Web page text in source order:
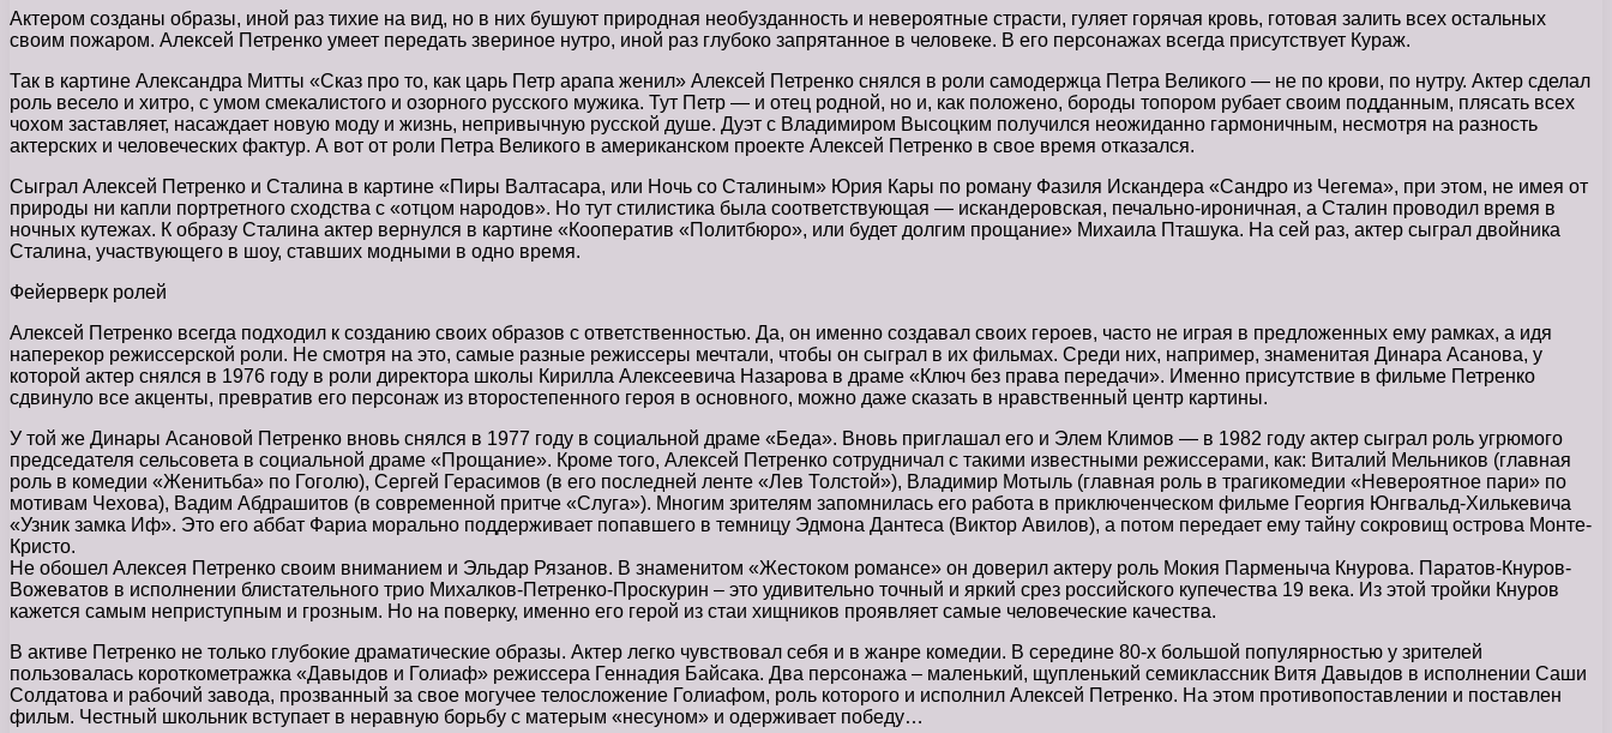
Актером созданы образы, иной раз тихие на вид, но в них бушуют природная необузданность и невероятные страсти, гуляет горячая кровь, готовая залить всех остальных
своим пожаром. Алексей Петренко умеет передать звериное нутро, иной раз глубоко запрятанное в человеке. В его персонажах всегда присутствует Кураж.
Так в картине Александра Митты «Сказ про то, как царь Петр арапа женил» Алексей Петренко снялся в роли самодержца Петра Великого — не по крови, по нутру. Актер сделал
роль весело и хитро, с умом смекалистого и озорного русского мужика. Тут Петр — и отец родной, но и, как положено, бороды топором рубает своим подданным, плясать всех
чохом заставляет, насаждает новую моду и жизнь, непривычную русской душе. Дуэт с Владимиром Высоцким получился неожиданно гармоничным, несмотря на разность
актерских и человеческих фактур. А вот от роли Петра Великого в американском проекте Алексей Петренко в свое время отказался.
Сыграл Алексей Петренко и Сталина в картине «Пиры Валтасара, или Ночь со Сталиным» Юрия Кары по роману Фазиля Искандера «Сандро из Чегема», при этом, не имея от
природы ни капли портретного сходства с «отцом народов». Но тут стилистика была соответствующая — искандеровская, печально-ироничная, а Сталин проводил время в
ночных кутежах. К образу Сталина актер вернулся в картине «Кооператив «Политбюро», или будет долгим прощание» Михаила Пташука. На сей раз, актер сыграл двойника
Сталина, участвующего в шоу, ставших модными в одно время.
Фейерверк ролей
Алексей Петренко всегда подходил к созданию своих образов с ответственностью. Да, он именно создавал своих героев, часто не играя в предложенных ему рамках, а идя
наперекор режиссерской роли. Не смотря на это, самые разные режиссеры мечтали, чтобы он сыграл в их фильмах. Среди них, например, знаменитая Динара Асанова, у
которой актер снялся в 1976 году в роли директора школы Кирилла Алексеевича Назарова в драме «Ключ без права передачи». Именно присутствие в фильме Петренко
сдвинуло все акценты, превратив его персонаж из второстепенного героя в основного, можно даже сказать в нравственный центр картины.
У той же Динары Асановой Петренко вновь снялся в 1977 году в социальной драме «Беда». Вновь приглашал его и Элем Климов — в 1982 году актер сыграл роль угрюмого
председателя сельсовета в социальной драме «Прощание». Кроме того, Алексей Петренко сотрудничал с такими известными режиссерами, как: Виталий Мельников (главная
роль в комедии «Женитьба» по Гоголю), Сергей Герасимов (в его последней ленте «Лев Толстой»), Владимир Мотыль (главная роль в трагикомедии «Невероятное пари» по
мотивам Чехова), Вадим Абдрашитов (в современной притче «Слуга»). Многим зрителям запомнилась его работа в приключенческом фильме Георгия Юнгвальд-Хилькевича
«Узник замка Иф». Это его аббат Фариа морально поддерживает попавшего в темницу Эдмона Дантеса (Виктор Авилов), а потом передает ему тайну сокровищ острова Монте-
Кристо.
Не обошел Алексея Петренко своим вниманием и Эльдар Рязанов. В знаменитом «Жестоком романсе» он доверил актеру роль Мокия Парменыча Кнурова. Паратов-Кнуров-
Вожеватов в исполнении блистательного трио Михалков-Петренко-Проскурин – это удивительно точный и яркий срез российского купечества 19 века. Из этой тройки Кнуров
кажется самым неприступным и грозным. Но на поверку, именно его герой из стаи хищников проявляет самые человеческие качества.
В активе Петренко не только глубокие драматические образы. Актер легко чувствовал себя и в жанре комедии. В середине 80-х большой популярностью у зрителей
пользовалась короткометражка «Давыдов и Голиаф» режиссера Геннадия Байсака. Два персонажа – маленький, щупленький семиклассник Витя Давыдов в исполнении Саши
Солдатова и рабочий завода, прозванный за свое могучее телосложение Голиафом, роль которого и исполнил Алексей Петренко. На этом противопоставлении и поставлен
фильм. Честный школьник вступает в неравную борьбу с матерым «несуном» и одерживает победу…